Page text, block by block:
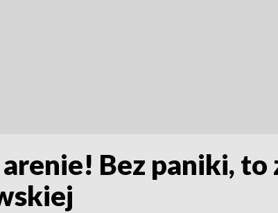
Bez paniki, to